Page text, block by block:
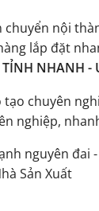
nội
lắp đặt
NHANH -
tạo chuyên
nghiệp,
nguyên đai
Sản Xuất